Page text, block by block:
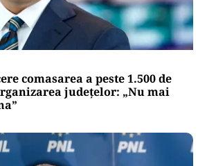
comasarea a peste 1.500 de
județelor: „Nu mai